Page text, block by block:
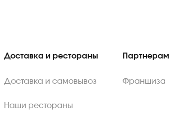
Доставка и рестораны
Доставка и самовывоз
Наши рестораны
Партнерам
Франшиза